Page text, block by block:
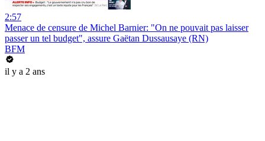
2:57
Menace de censure de Michel Barnier: "On ne pouvait pas laisser
passer un tel budget", assure Gaëtan Dussausaye (RN)
BFM
il y a 2 ans